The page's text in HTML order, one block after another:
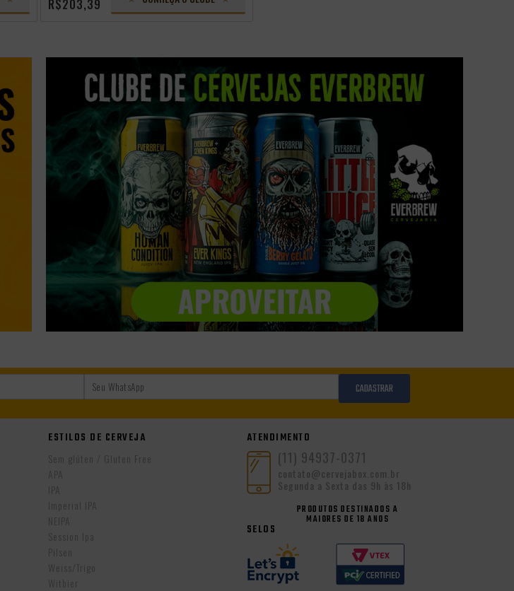
R$203,39
CADASTRAR
ESTILOS DE CERVEJA
Sem glúten / Gluten Free
APA
IPA
Imperial IPA
NEIPA
Session Ipa
Pilsen
Weiss/Trigo
Witbier
ATENDIMENTO
(11) 94937-0371
contato@cervejabox.com.br
Segunda a Sexta das 9h às 18h
PRODUTOS DESTINADOS A
MAIORES DE 18 ANOS
SELOS